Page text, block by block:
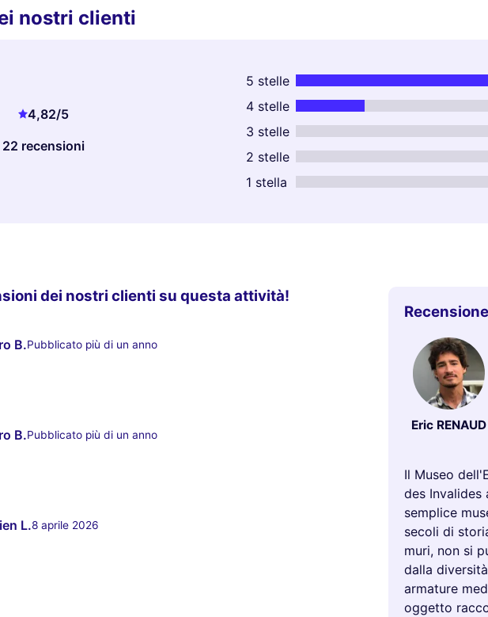
nostri clienti
4,82/5
22 recensioni
5 stelle
4 stelle
3 stelle
2 stelle
1 stella
dei nostri clienti su questa attività!
B.Pubblicato più di un anno
B.Pubblicato più di un anno
L.8 aprile 2026
Eric RENAUD
Il Museo
des Invalides
semplice
secoli di
muri, non si
dalla
armature
oggetto